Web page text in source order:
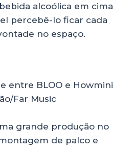
alcoólica em cima
percebê-lo ficar cada
no espaço.
entre BLOO e Howmini
Far Music
grande produção no
de palco e